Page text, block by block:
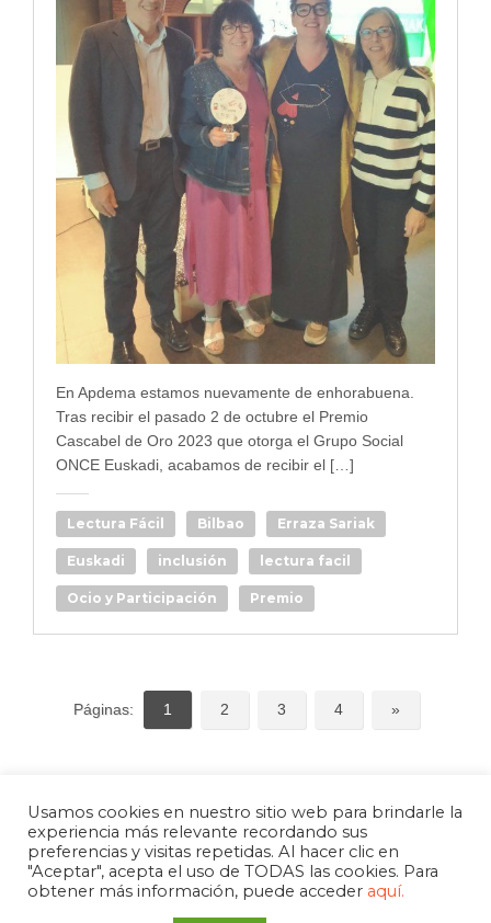
En Apdema estamos nuevamente de enhorabuena.
Tras recibir el pasado 2 de octubre el Premio
Cascabel de Oro 2023 que otorga el Grupo Social
ONCE Euskadi, acabamos de recibir el […]
Lectura Fácil Bilbao Erraza Sariak
Euskadi inclusión lectura facil
Ocio y Participación Premio
Páginas: 1 2 3 4 »
Usamos cookies en nuestro sitio web para brindarle la
experiencia más relevante recordando sus
preferencias y visitas repetidas. Al hacer clic en
"Aceptar", acepta el uso de TODAS las cookies. Para
obtener más información, puede acceder aquí.